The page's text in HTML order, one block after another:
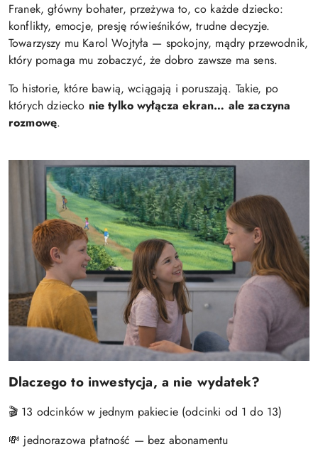
Franek, główny bohater, przeżywa to, co każde dziecko:
konflikty, emocje, presję rówieśników, trudne decyzje.
Towarzyszy mu Karol Wojtyła — spokojny, mądry przewodnik,
który pomaga mu zobaczyć, że dobro zawsze ma sens.
To historie, które bawią, wciągają i poruszają. Takie, po
których dziecko nie tylko wyłącza ekran… ale zaczyna
rozmowę.
Dlaczego to inwestycja, a nie wydatek?
🎬 13 odcinków w jednym pakiecie (odcinki od 1 do 13)
💸 jednorazowa płatność — bez abonamentu